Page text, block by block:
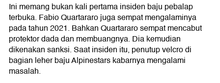
Ini memang bukan kali pertama insiden baju pebalap
terbuka. Fabio Quartararo juga sempat mengalaminya
pada tahun 2021. Bahkan Quartararo sempat mencabut
protektor dada dan membuangnya. Dia kemudian
dikenakan sanksi. Saat insiden itu, penutup velcro di
bagian leher baju Alpinestars kabarnya mengalami
masalah.